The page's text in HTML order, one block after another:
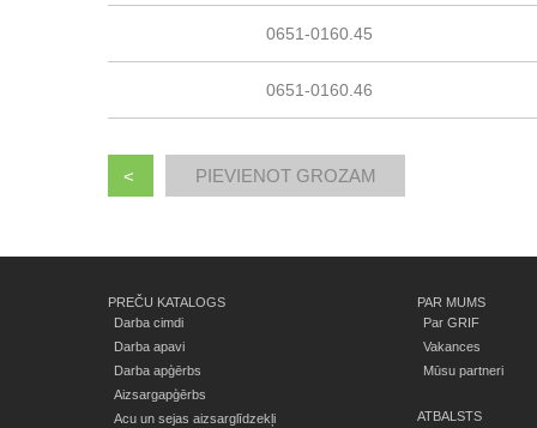
0651-0160.45
0651-0160.46
<
PREČU KATALOGS
Darba cimdi
Darba apavi
Darba apģērbs
Aizsargapģērbs
Acu un sejas aizsarglīdzekļi
PAR MUMS
Par GRIF
Vakances
Mūsu partneri
ATBALSTS